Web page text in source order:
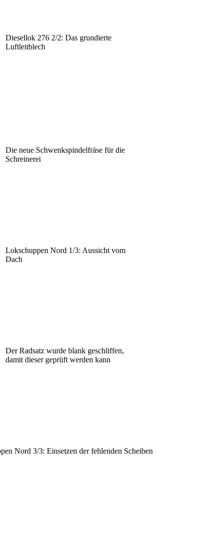
Diesellok 276 2/2: Das grundierte
Luftleitblech
Die neue Schwenkspindelfräse für die
Schreinerei
Lokschuppen Nord 1/3: Aussicht vom
Dach
Der Radsatz wurde blank geschliffen,
damit dieser geprüft werden kann
Nord 3/3: Einsetzen der fehlenden Scheiben